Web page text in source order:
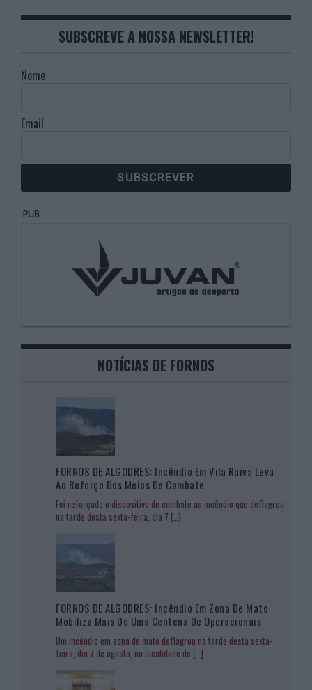
SUBSCREVE A NOSSA NEWSLETTER!
Nome
Email
NOTÍCIAS DE FORNOS
FORNOS DE ALGODRES: Incêndio Em Vila Ruiva Leva
Ao Reforço Dos Meios De Combate
Foi reforçado o dispositivo de combate ao incêndio que deflagrou
na tarde desta sexta-feira, dia 7 […]
FORNOS DE ALGODRES: Incêndio Em Zona De Mato
Mobiliza Mais De Uma Centena De Operacionais
Um incêndio em zona de mato deflagrou na tarde desta sexta-
feira, dia 7 de agosto, na localidade de […]